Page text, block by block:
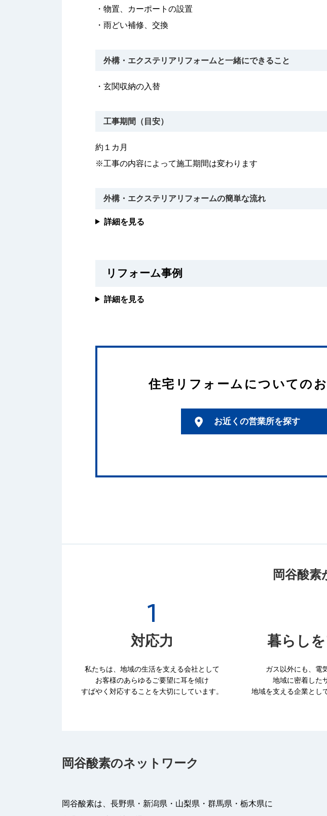
・物置、カーポートの設置
・雨どい補修、交換
外構・エクステリアリフォームと一緒にできること
・玄関収納の入替
工事期間（目安）
約１カ月
※工事の内容によって施工期間は変わります
外構・エクステリアリフォームの簡単な流れ
詳細を見る
リフォーム事例
詳細を見る
住宅リフォーム についての
お近くの営業所を探す
岡谷酸素
対応力
私たちは、地域の生活を支える会社として
お客様のあらゆるご要望に耳を傾け
すばやく対応することを大切にしています。
暮らし
ガス以外にも、電
地域に密着した
地域を支える企業とし
岡谷酸素のネットワーク
岡谷酸素は、長野県・新潟県・山梨県・群馬県・栃木県に